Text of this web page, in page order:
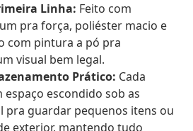
Linha: Feito com
pra força, poliéster macio e
com pintura a pó pra
visual bem legal.
Prático: Cada
escondido sob as
pra guardar pequenos itens ou
exterior, mantendo tudo